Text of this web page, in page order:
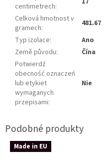
centimetrech:
Celková hmotnost v
gramech:
481.67
Typ izolace:
Ano
Země původu:
Čína
Potwierdź
obecność oznaczeń
lub etykiet
wymaganych
przepisami:
Nie
Made in EU